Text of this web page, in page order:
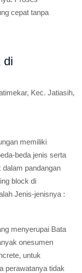
cepat tanpa
di
Kec. Jatiasih,
memiliki
beda jenis serta
pandangan
block di
Jenis-jenisnya :
menyerupai Bata
onesumen
untuk
perawatanya tidak